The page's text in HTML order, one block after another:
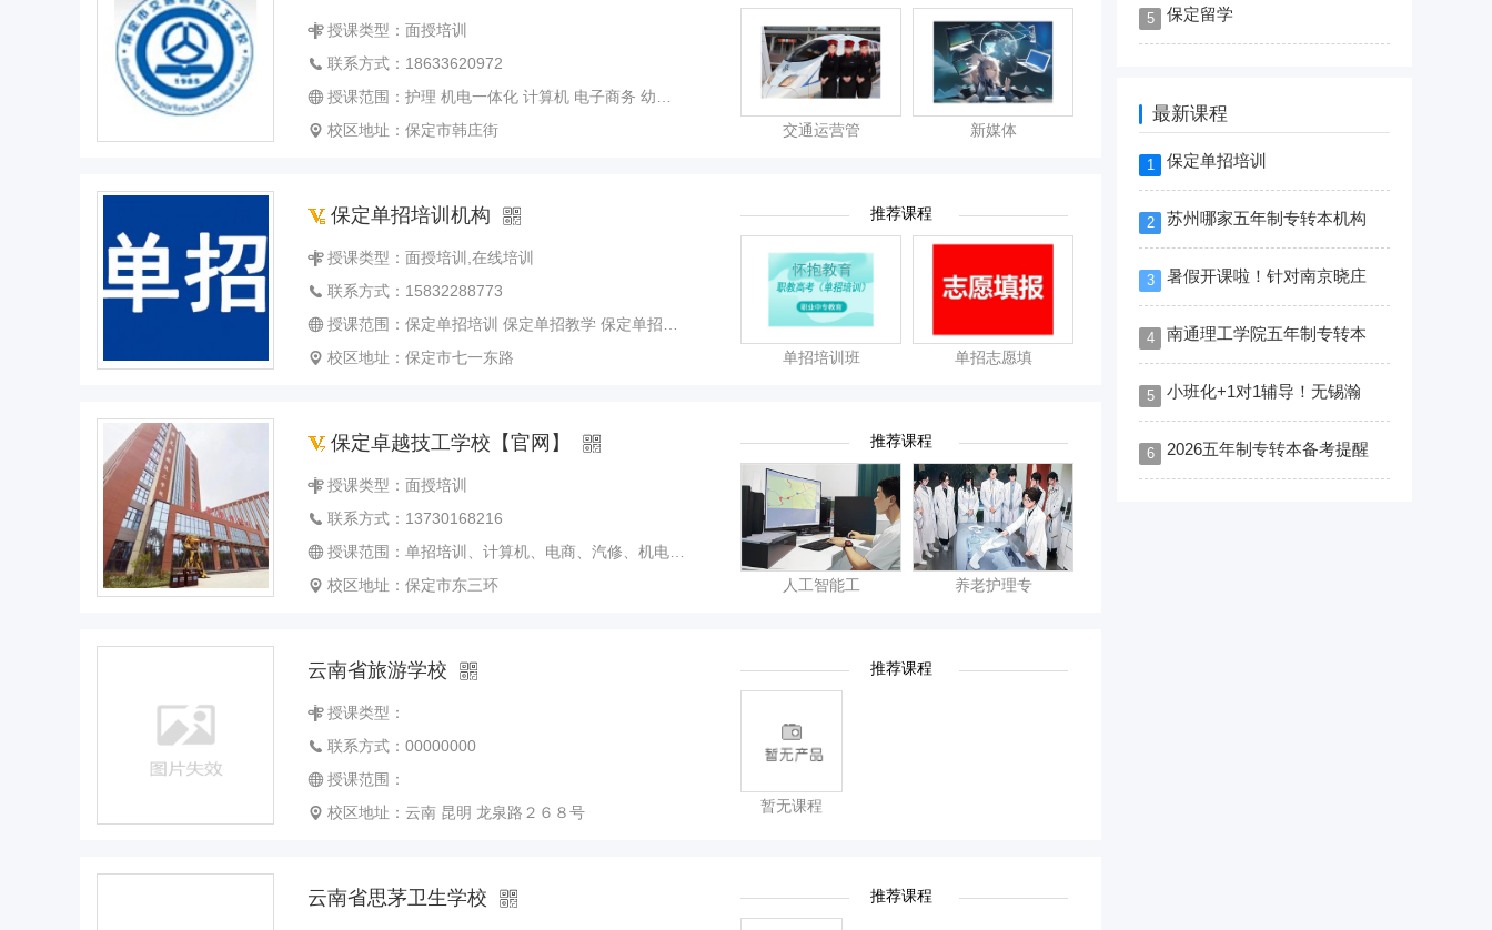
授课类型：面授培训
联系方式：18633620972
授课范围：护理 机电一体化 计算机 电子商务 幼教 平面设计 交通运输
校区地址：保定市韩庄街
交通运营管 新媒体
保定单招培训机构
授课类型：面授培训,在线培训
联系方式：15832288773
授课范围：保定单招培训 保定单招教学 保定单招试题 保定单招学习视频 保定高职单招培训班
校区地址：保定市七一东路
推荐课程
单招培训班 单招志愿填
保定卓越技工学校【官网】
授课类型：面授培训
联系方式：13730168216
授课范围：单招培训、计算机、电商、汽修、机电一体化、护理
校区地址：保定市东三环
推荐课程
人工智能工 养老护理专
云南省旅游学校
授课类型：
联系方式：00000000
授课范围：
校区地址：云南 昆明 龙泉路２６８号
推荐课程
暂无课程
云南省思茅卫生学校 推荐课程
5 保定留学
最新课程
1 保定单招培训
2 苏州哪家五年制专转本机构
3 暑假开课啦！针对南京晓庄
4 南通理工学院五年制专转本
5 小班化+1对1辅导！无锡瀚
6 2026五年制专转本备考提醒